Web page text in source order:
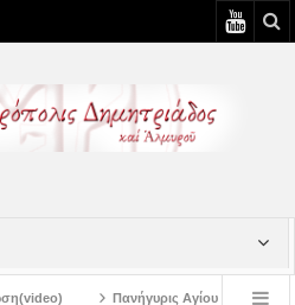
Αγίου Καλλινίκου Μητροπολίτου Εδέσσης